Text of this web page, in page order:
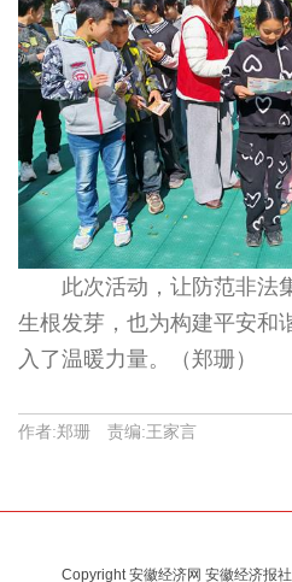
此次活动，让防范非法
生根发芽，也为构建平安和
入了温暖力量。（郑珊）
作者:郑珊 责编:王家言
Copyright 安徽经济网 安徽经济报